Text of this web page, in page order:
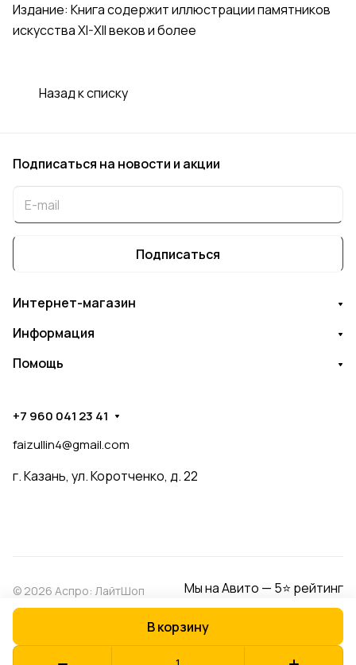
В корзину
Издание: Книга содержит иллюстрации памятников
искусства XI-XII веков и более
Назад к списку
Подписаться на новости и акции
Подписаться
Интернет-магазин
Информация
Помощь
+7 960 041 23 41
faizullin4@gmail.com
г. Казань, ул. Коротченко, д. 22
© 2026 Аспро: ЛайтШоп Мы на Авито — 5⭐ рейтинг
Оферта
Разработано в